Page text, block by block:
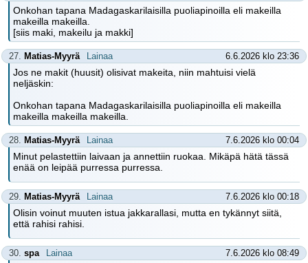
Onkohan tapana Madagaskarilaisilla puoliapinoilla eli makeilla
makeilla makeilla.
[siis maki, makeilu ja makki]
27. Matias-Myyrä Lainaa 6.6.2026 klo 23:36
Jos ne makit (huusit) olisivat makeita, niin mahtuisi vielä
neljäskin:
Onkohan tapana Madagaskarilaisilla puoliapinoilla eli makeilla
makeilla makeilla makeilla.
28. Matias-Myyrä Lainaa 7.6.2026 klo 00:04
Minut pelastettiin laivaan ja annettiin ruokaa. Mikäpä hätä tässä
enää on leipää purressa purressa.
29. Matias-Myyrä Lainaa 7.6.2026 klo 00:18
Olisin voinut muuten istua jakkarallasi, mutta en tykännyt siitä,
että rahisi rahisi.
30. spa Lainaa 7.6.2026 klo 08:49